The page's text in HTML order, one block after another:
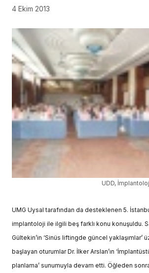
4 Ekim 2013
UDD,
UMG Uysal tarafından da desteklenen 5.
implantoloji ile ilgili beş farklı konu konuşuldu.
Gültekin’in ‘Sinüs liftingde güncel yaklaşımlar’
başlayan oturumlar Dr. İlker Arslan’ın
planlama’ sunumuyla devam etti. Öğleden